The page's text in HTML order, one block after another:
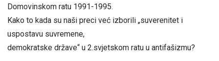
Domovinskom ratu 1991-1995.
Kako to kada su naši preci već izborili „suverenitet i
uspostavu suvremene,
demokratske države“ u 2.svjetskom ratu u antifašizmu?